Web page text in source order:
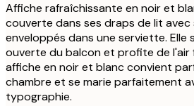
Affiche rafraîchissante en noir et
couverte dans ses draps de lit avec
enveloppés dans une serviette.
ouverte du balcon et profite de l'air
affiche en noir et blanc convient
chambre et se marie parfaitement
typographie.